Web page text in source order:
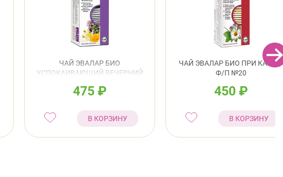
Комендантский пр., д. 34 к. 1
Комендантский пр.
ЧАЙ ЭВАЛАР БИО
УСПОКАИВАЮЩИЙ ВЕЧЕРНИЙ
475 ₽
В КОРЗИНУ
ЧАЙ ЭВАЛАР БИО ПРИ КАШЛЕ
Ф/П №20
450 ₽
В КОРЗИНУ